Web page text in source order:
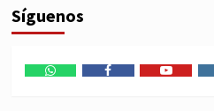
Síguenos